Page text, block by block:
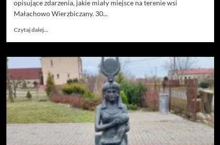
opisujące zdarzenia, jakie miały miejsce na terenie wsi
Małachowo Wierzbiczany. 30...
Czytaj dalej...
o
Małachowo
Wierzbiczany
Gm.
Witkowo.
Z
życia
dawnych